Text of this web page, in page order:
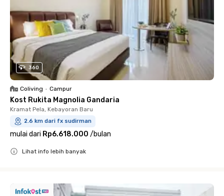
360
Coliving • Campur
Kost Rukita Magnolia Gandaria
Kramat Pela, Kebayoran Baru
2.6 km dari fx sudirman
mulai dari Rp6.618.000 /bulan
Lihat info lebih banyak